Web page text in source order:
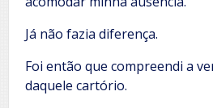
Já não fazia diferença.
Foi então que compreendi a
daquele cartório.